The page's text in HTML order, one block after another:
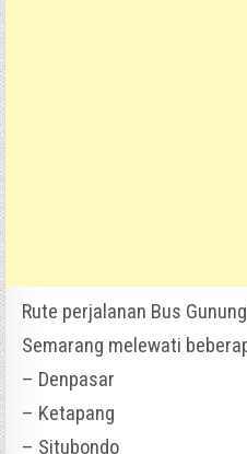
Rute perjalanan Bus
Semarang melewati
– Denpasar
– Ketapang
– Situbondo